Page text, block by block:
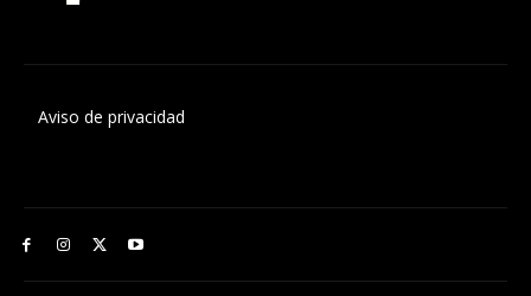
Aviso de privacidad